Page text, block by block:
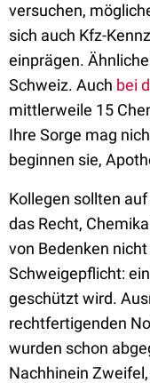
versuchen,
sich auch Kfz-
einprägen.
Schweiz. Auch bei
mittlerweile 15
Ihre Sorge mag
beginnen sie,
Kollegen sollten
das Recht,
von Bedenken
Schweigepflicht:
geschützt wird.
rechtfertigenden
wurden schon
Nachhinein